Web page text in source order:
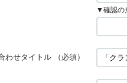
▼確認の
わせタイトル （必須）